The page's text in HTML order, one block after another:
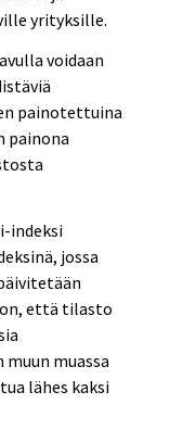
yrityksille.
voidaan
painotettuina
painona
indeksi
jossa
että tilasto
muassa
lähes kaksi